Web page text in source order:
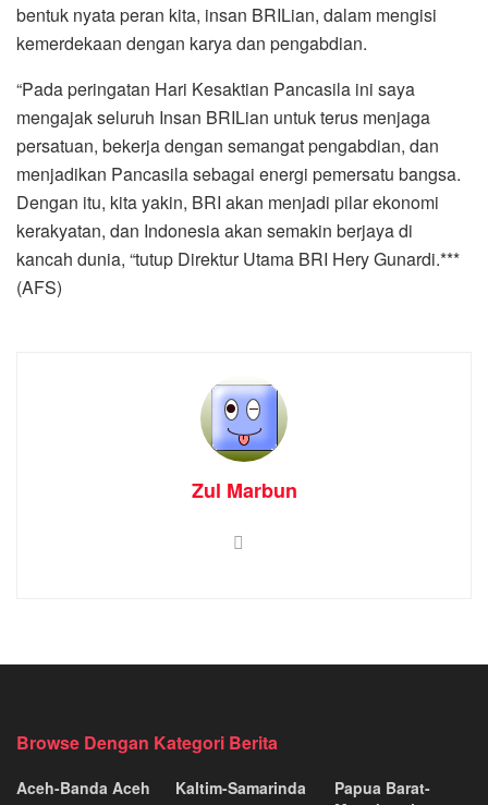
bentuk nyata peran kita, insan BRILian, dalam mengisi
kemerdekaan dengan karya dan pengabdian.
“Pada peringatan Hari Kesaktian Pancasila ini saya
mengajak seluruh Insan BRILian untuk terus menjaga
persatuan, bekerja dengan semangat pengabdian, dan
menjadikan Pancasila sebagai energi pemersatu bangsa.
Dengan itu, kita yakin, BRI akan menjadi pilar ekonomi
kerakyatan, dan Indonesia akan semakin berjaya di
kancah dunia, “tutup Direktur Utama BRI Hery Gunardi.***
(AFS)
Zul Marbun
Browse Dengan Kategori Berita
Aceh-Banda Aceh
Kaltim-Samarinda
Papua Barat-